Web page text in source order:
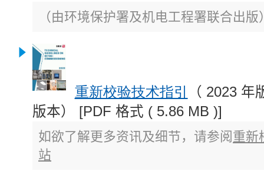
（由环境保护署及机电工程署联合出版
重新校验技术指引 （ 2023 年
版本） [PDF 格式 ( 5.86 MB )]
如欲了解更多资讯及细节，请参阅重新
站